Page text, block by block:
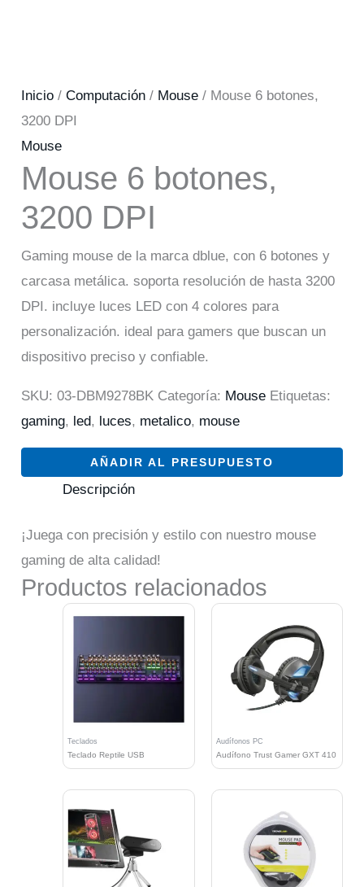
Inicio /Computación / Mouse / Mouse 6 botones,
3200 DPI
Mouse
Mouse 6 botones,
3200 DPI
Gaming mouse de la marca dblue, con 6 botones y
carcasa metálica. soporta resolución de hasta 3200
DPI. incluye luces LED con 4 colores para
personalización. ideal para gamers que buscan un
dispositivo preciso y confiable.
SKU:03-DBM9278BK Categoría: Mouse Etiquetas:
gaming, led, luces, metalico, mouse
AÑADIR AL PRESUPUESTO
Descripción
¡Juega con precisión y estilo con nuestro mouse
gaming de alta calidad!
Productos relacionados
Teclados
Teclado Reptile USB
Audífonos PC
Audífono Trust Gamer GXT 410